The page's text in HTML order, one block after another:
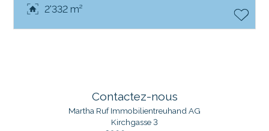
2'332 m²
Contactez-nous
Martha Ruf Immobilientreuhand AG
Kirchgasse 3